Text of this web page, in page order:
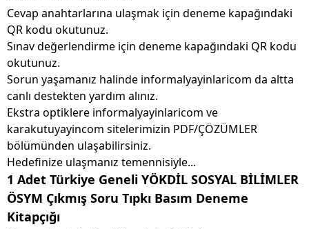
Cevap anahtarlarına ulaşmak için deneme kapağındaki
QR kodu okutunuz.
Sınav değerlendirme için deneme kapağındaki QR kodu
okutunuz.
Sorun yaşamanız halinde informalyayinlaricom da altta
canlı destekten yardım alınız.
Ekstra optiklere informalyayinlaricom ve
karakutuyayincom sitelerimizin PDF/ÇÖZÜMLER
bölümünden ulaşabilirsiniz.
Hedefinize ulaşmanız temennisiyle...
1 Adet Türkiye Geneli YÖKDİL SOSYAL BİLİMLER
ÖSYM Çıkmış Soru Tıpkı Basım Deneme
Kitapçığı